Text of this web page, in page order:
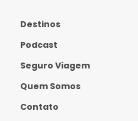
Destinos
Podcast
Seguro Viagem
Quem Somos
Contato